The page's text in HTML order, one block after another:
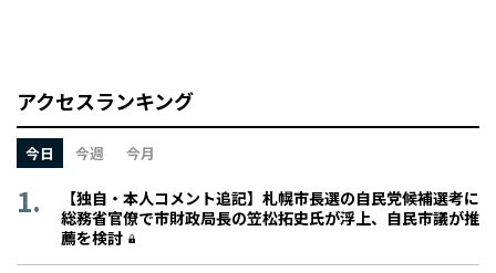
アクセスランキング
今日 今週 今月
【独自・本人コメント追記】札幌市長選の自民党候補選考に
総務省官僚で市財政局長の笠松拓史氏が浮上、自民市議が推
薦を検討